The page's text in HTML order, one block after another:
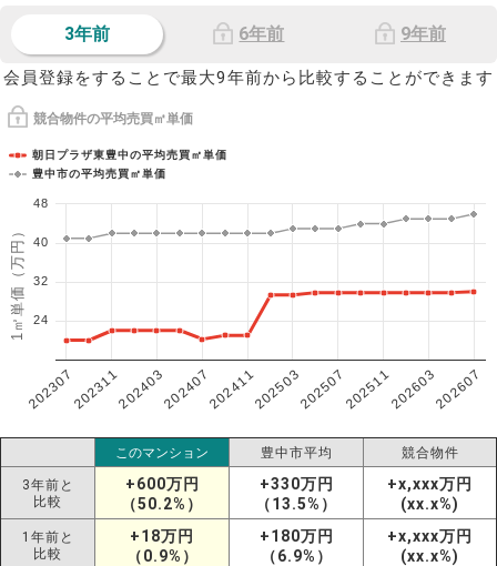
3年前 6年前 9年前
会員登録をすることで最大9年前から比較することができます
競合物件の平均売買㎡単価
1㎡単価（万円）
朝日プラザ東豊中の平均売買㎡単価
豊中市の平均売買㎡単価
202307202311202403202407202411202503202507202511202603202607
24
32
40
48
このマンション 豊中市平均 競合物件
3年前と
比較
+600万円
（50.2%）
+330万円
（13.5%）
+x,xxx万円
(xx.x%)
1年前と
比較
+18万円
（0.9%）
+180万円
（6.9%）
+x,xxx万円
(xx.x%)